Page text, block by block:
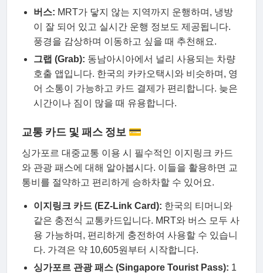
버스: MRT가 닿지 않는 지역까지 운행하며, 냉방
이 잘 되어 있고 실시간 운행 정보도 제공됩니다.
풍경을 감상하며 이동하고 싶을 때 추천해요.
그랩 (Grab): 동남아시아에서 널리 사용되는 차량
호출 앱입니다. 한국의 카카오택시와 비슷하며, 영
어 소통이 가능하고 카드 결제가 편리합니다. 늦은
시간이나 짐이 많을 때 유용합니다.
교통 카드 및 패스 정보 💳
싱가포르 대중교통 이용 시 필수적인 이지링크 카드
와 관광 패스에 대해 알아봅시다. 이들을 활용하면 교
통비를 절약하고 편리하게 승하차할 수 있어요.
이지링크 카드 (EZ-Link Card): 한국의 티머니와
같은 충전식 교통카드입니다. MRT와 버스 모두 사
용 가능하며, 편리하게 충전하여 사용할 수 있습니
다. 가격은 약 10,605원부터 시작합니다.
싱가포르 관광 패스 (Singapore Tourist Pass): 1